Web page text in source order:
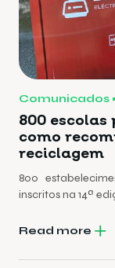
Comunicados
800 escolas
como
reciclagem
800
inscritos na 14ª
esforço da
Read more